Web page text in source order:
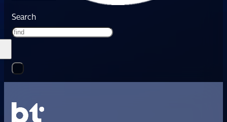
Search